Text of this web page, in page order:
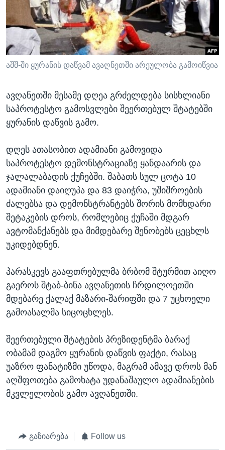
ᲡᲢᲣᲓᲘᲐ ᲕᲐᲨᲘᲜᲒᲢᲝᲜᲘ
ᲔᲙᲝᲜᲝᲛᲘᲙᲐ
ᲯᲐᲜᲛᲠᲗᲔᲚᲝᲑᲐ
ᲛᲔᲪᲜᲘᲔᲠᲔᲑᲐ
ᲘᲜᲢᲔᲠᲕᲘᲣ
ᲒᲐᲚᲘᲚᲔᲝ
ᲓᲔᲖᲘᲜᲤᲝᲠᲛᲐᲪᲘᲐ
Learning English
ᲗᲕᲐᲚᲘ ᲒᲕᲐᲓᲔᲕᲜᲔᲗ
ენები
აშშ-ში ყურანის დაწვამ ავაღნეთში არეულობა გამოიწვია
ავღანეთში მესამე დღეა გრძელდება სისხლიანი
საპროტესტო გამოსვლები შეერთებულ შტატებში
ყურანის დაწვის გამო.
დღეს ათასობით ადამიანი გამოვიდა
საპროტესტო დემონსტრაციაზე ყანდაარის და
ჯალალაბადის ქუჩებში. შაბათს სულ ცოტა 10
ადამიანი დაიღუპა და 83 დაიჭრა, უშიშროების
ძალებსა და დემონსტრანტებს შორის მომხდარი
შეტაკების დროს, რომლებიც ქუჩაში მდგარ
ავტომანქანებს და მიმდებარე შენობებს ცეცხლს
უკიდებდნენ.
პარასკევს გააფთრებულმა ბრბომ შტურმით აიღო
გაეროს შტაბ-ბინა ავღანეთის ჩრდილოეთში
მდებარე ქალაქ მაზარი-შარიფში და 7 უცხოელი
გამოასალმა სიცოცხლეს.
შეერთებული შტატების პრეზიდენტმა ბარაქ
ობამამ დაგმო ყურანის დაწვის ფაქტი, რასაც
უაზრო ფანატიზმი უწოდა, მაგრამ ამავე დროს მან
აღშფოთება გამოხატა უდანაშაულო ადამიანების
მკვლელობის გამო ავღანეთში.
გაზიარება Follow us